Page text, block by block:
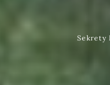
Sekrety